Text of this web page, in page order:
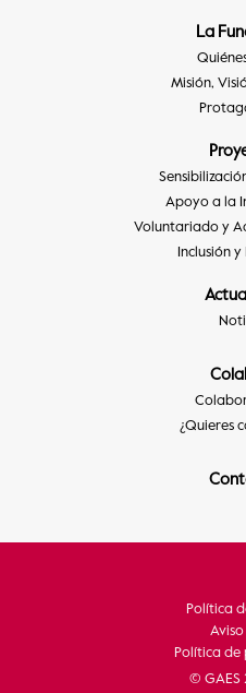
La
Misión,
Apoyo a la
Voluntariado y
Inclusión
¿Quieres
© GAES
Política
Aviso
Política